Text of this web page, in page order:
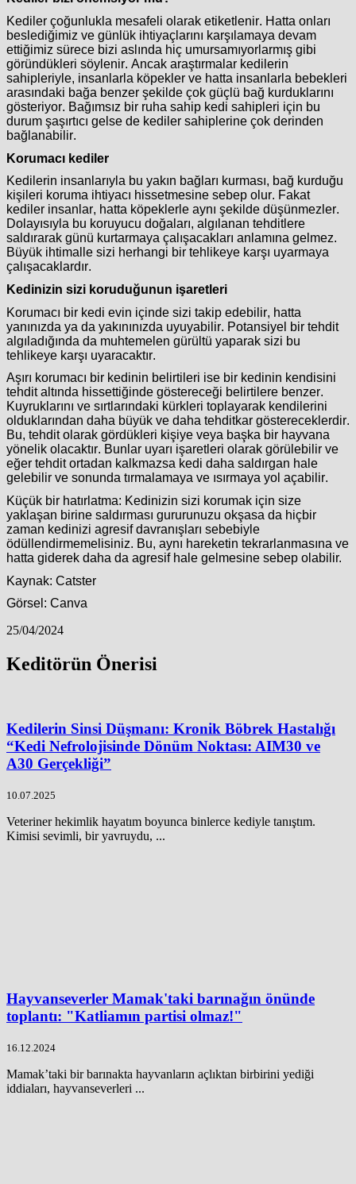
Kediler çoğunlukla mesafeli olarak etiketlenir. Hatta onları
beslediğimiz ve günlük ihtiyaçlarını karşılamaya devam
ettiğimiz sürece bizi aslında hiç umursamıyorlarmış gibi
göründükleri söylenir. Ancak araştırmalar kedilerin
sahipleriyle, insanlarla köpekler ve hatta insanlarla bebekleri
arasındaki bağa benzer şekilde çok güçlü bağ kurduklarını
gösteriyor. Bağımsız bir ruha sahip kedi sahipleri için bu
durum şaşırtıcı gelse de kediler sahiplerine çok derinden
bağlanabilir.
Korumacı kediler
Kedilerin insanlarıyla bu yakın bağları kurması, bağ kurduğu
kişileri koruma ihtiyacı hissetmesine sebep olur. Fakat
kediler insanlar, hatta köpeklerle aynı şekilde düşünmezler.
Dolayısıyla bu koruyucu doğaları, algılanan tehditlere
saldırarak günü kurtarmaya çalışacakları anlamına gelmez.
Büyük ihtimalle sizi herhangi bir tehlikeye karşı uyarmaya
çalışacaklardır.
Kedinizin sizi koruduğunun işaretleri
Korumacı bir kedi evin içinde sizi takip edebilir, hatta
yanınızda ya da yakınınızda uyuyabilir. Potansiyel bir tehdit
algıladığında da muhtemelen gürültü yaparak sizi bu
tehlikeye karşı uyaracaktır.
Aşırı korumacı bir kedinin belirtileri ise bir kedinin kendisini
tehdit altında hissettiğinde göstereceği belirtilere benzer.
Kuyruklarını ve sırtlarındaki kürkleri toplayarak kendilerini
olduklarından daha büyük ve daha tehditkar göstereceklerdir.
Bu, tehdit olarak gördükleri kişiye veya başka bir hayvana
yönelik olacaktır. Bunlar uyarı işaretleri olarak görülebilir ve
eğer tehdit ortadan kalkmazsa kedi daha saldırgan hale
gelebilir ve sonunda tırmalamaya ve ısırmaya yol açabilir.
Küçük bir hatırlatma: Kedinizin sizi korumak için size
yaklaşan birine saldırması gururunuzu okşasa da hiçbir
zaman kedinizi agresif davranışları sebebiyle
ödüllendirmemelisiniz. Bu, aynı hareketin tekrarlanmasına ve
hatta giderek daha da agresif hale gelmesine sebep olabilir.
Kaynak: Catster
Görsel: Canva
25/04/2024
Keditörün Önerisi
Kedilerin Sinsi Düşmanı: Kronik Böbrek Hastalığı
“Kedi Nefrolojisinde Dönüm Noktası: AIM30 ve
A30 Gerçekliği”
10.07.2025
Veteriner hekimlik hayatım boyunca binlerce kediyle tanıştım.
Kimisi sevimli, bir yavruydu, ...
Hayvanseverler Mamak'taki barınağın önünde
toplantı: "Katliamın partisi olmaz!"
16.12.2024
Mamak’taki bir barınakta hayvanların açlıktan birbirini yediği
iddiaları, hayvanseverleri ...